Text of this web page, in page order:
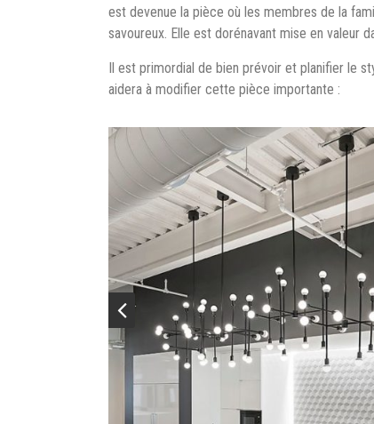
est devenue la pièce où les membres de la
savoureux. Elle est dorénavant mise en valeur
Il est primordial de bien prévoir et planifier le
aidera à modifier cette pièce importante :